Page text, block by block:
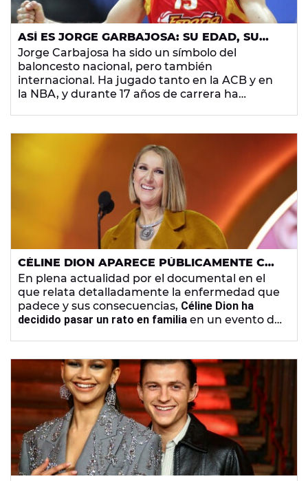
ASÍ ES JORGE GARBAJOSA: SU EDAD, SU
ALTURA, SU CARRERA COMO JUGADOR DE
BALONCESTO Y CUÁNDO SE RETIRÓ
Jorge Carbajosa ha sido un símbolo del
baloncesto nacional, pero también
internacional. Ha jugado tanto en la ACB y en
la NBA, y durante 17 años de carrera ha
CÉLINE DION APARECE PÚBLICAMENTE CON
SUS HIJOS TRAS RELATAR SU ENFERMEDAD
En plena actualidad por el documental en el
que relata detalladamente la enfermedad que
padece y sus consecuencias, Céline Dion ha
decidido pasar un rato en familia en un evento de